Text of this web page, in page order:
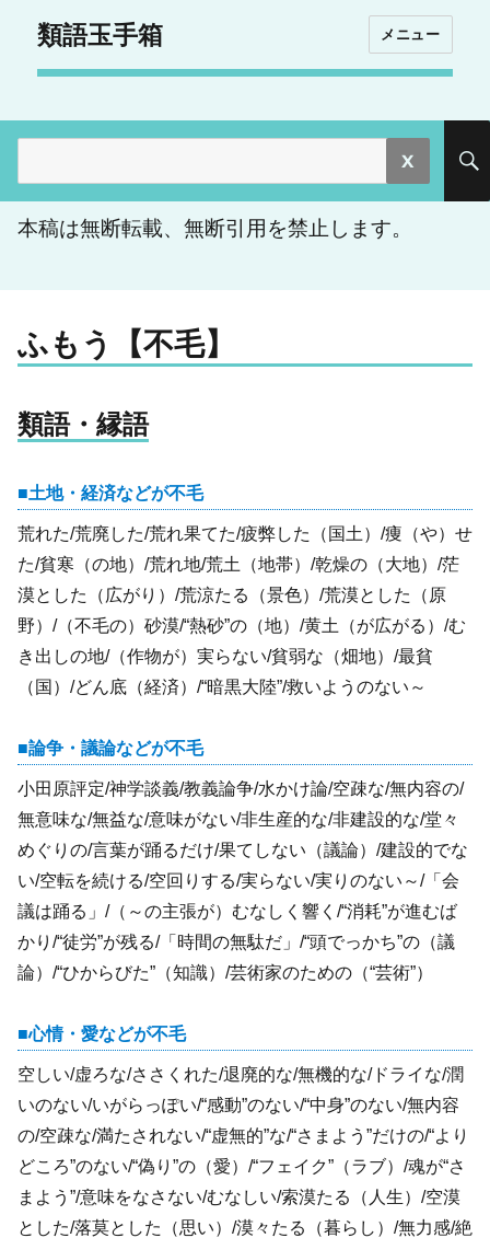
類語玉手箱 メニュー
索:
本稿は無断転載、無断引用を禁止します。
ふもう【不毛】
類語・縁語
土地・経済などが不毛
荒れた/荒廃した/荒れ果てた/疲弊した（国土）/痩（や）せ
た/貧寒（の地）/荒れ地/荒土（地帯）/乾燥の（大地）/茫
漠とした（広がり）/荒涼たる（景色）/荒漠とした（原
野）/（不毛の）砂漠/“熱砂”の（地）/黄土（が広がる）/む
き出しの地/（作物が）実らない/貧弱な（畑地）/最貧
（国）/どん底（経済）/“暗黒大陸”/救いようのない～
論争・議論などが不毛
小田原評定/神学談義/教義論争/水かけ論/空疎な/無内容の/
無意味な/無益な/意味がない/非生産的な/非建設的な/堂々
めぐりの/言葉が踊るだけ/果てしない（議論）/建設的でな
い/空転を続ける/空回りする/実らない/実りのない～/「会
議は踊る」/（～の主張が）むなしく響く/“消耗”が進むば
かり/“徒労”が残る/「時間の無駄だ」/“頭でっかち”の（議
論）/“ひからびた”（知識）/芸術家のための（“芸術”）
心情・愛などが不毛
空しい/虚ろな/ささくれた/退廃的な/無機的な/ドライな/潤
いのない/いがらっぽい/“感動”のない/“中身”のない/無内容
の/空疎な/満たされない/“虚無的”な/“さまよう”だけの/“より
どころ”のない/“偽り”の（愛）/“フェイク”（ラブ）/魂が“さ
まよう”/意味をなさない/むなしい/索漠たる（人生）/空漠
とした/落莫とした（思い）/漠々たる（暮らし）/無力感/絶